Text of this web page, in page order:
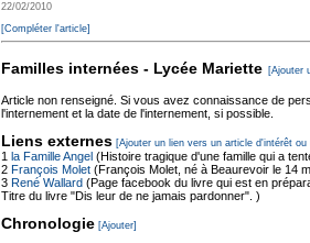
22/02/2010
[Compléter l'article]
Familles internées - Lycée Mariette [Ajouter
Article non renseigné. Si vous avez connaissance de
l'internement et la date de l'internement, si possible.
Liens externes [Ajouter un lien vers un article d'intérêt ou
1 la Famille Angel (Histoire tragique d'une famille qui a
2 François Molet (François Molet, né à Beaurevoir le 14
3 René Wallard (Page facebook du livre qui est en
Titre du livre "Dis leur de ne jamais pardonner". )
Chronologie [Ajouter]